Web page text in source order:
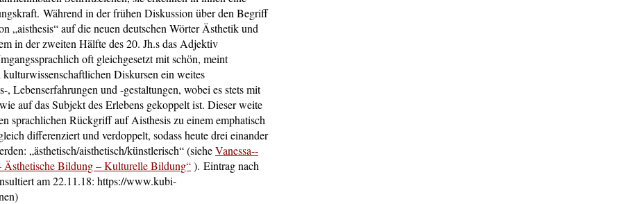
Während in der frühen Diskussion über den Begriff
„aisthesis“ auf die neuen deutschen Wörter Ästhetik und
in der zweiten Hälfte des 20. Jh.s das Adjektiv
oft gleichgesetzt mit schön, meint
Diskursen ein weites
Lebenserfahrungen und -­gestaltungen, wobei es stets mit
auf das Subjekt des Erlebens gekoppelt ist. Dieser weite
sprachlichen Rückgriff auf Aisthesis zu einem emphatisch
differenziert und verdoppelt, sodass heute drei einander
„ästhetisch/aisthetisch/künstlerisch“ (sieheVanessa-­
Bildung – Kulturelle Bildung“). Eintrag nach
am 22.11.18: https://www.kubi-